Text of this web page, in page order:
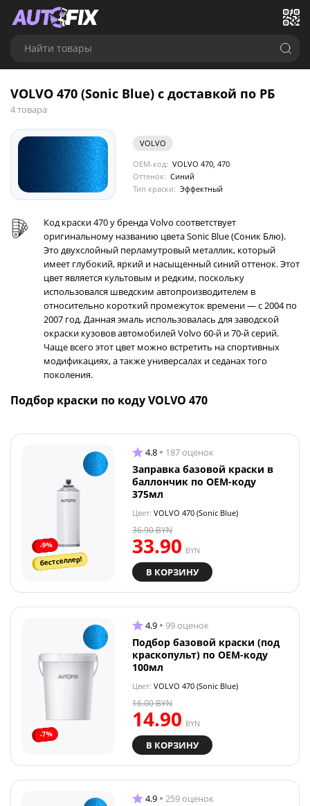
Найти товары
VOLVO 470 (Sonic Blue) с доставкой по РБ
4 товара
VOLVO
OEM-код: VOLVO 470, 470
Оттенок: Синий
Тип краски: Эффектный
Код краски 470 у бренда Volvo соответствует
оригинальному названию цвета Sonic Blue (Соник Блю).
Это двухслойный перламутровый металлик, который
имеет глубокий, яркий и насыщенный синий оттенок. Этот
цвет является культовым и редким, поскольку
использовался шведским автопроизводителем в
относительно короткий промежуток времени — с 2004 по
2007 год. Данная эмаль использовалась для заводской
окраски кузовов автомобилей Volvo 60-й и 70-й серий.
Чаще всего этот цвет можно встретить на спортивных
модификациях, а также универсалах и седанах того
поколения.
Подбор краски по коду VOLVO 470
-9%
бестселлер!
4.8 187 оценок
Заправка базовой краски в
баллончик по OEM-коду
375мл
Цвет: VOLVO 470 (Sonic Blue)
33.90 BYN
36.90BYN
В КОРЗИНУ
-7%
4.9 99 оценок
Подбор базовой краски (под
краскопульт) по OEM-коду
100мл
Цвет: VOLVO 470 (Sonic Blue)
14.90 BYN
16.00BYN
В КОРЗИНУ
4.9 259 оценок